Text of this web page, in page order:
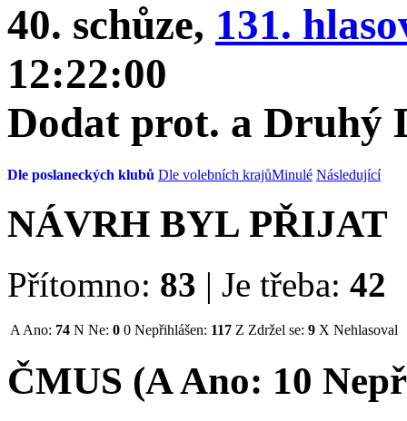
40. schůze, 131.
12:22:00
Dodat prot. a Druhý
Dle poslaneckých klubů Dle volebních krajůMinulé Následující
NÁVRH BYL PŘIJAT
Přítomno: 83 | Je třeba: 42
A Ano: 74 N Ne: 0 0 Nepřihlášen: 117 Z Zdržel se: 9 X Nehlasoval
ČMUS (AAno: 10